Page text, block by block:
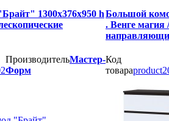
1300х376х950 h
ПроизводительМастер-
Форм
Большой
. Венге магия
Код
товара